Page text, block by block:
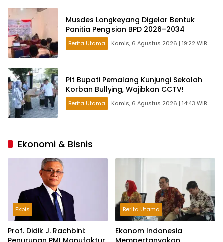
Musdes Longkeyang Digelar Bentuk
Panitia Pengisian BPD 2026–2034
Berita Utama Kamis, 6 Agustus 2026 | 19:22 WIB
Plt Bupati Pemalang Kunjungi Sekolah
Korban Bullying, Wajibkan CCTV!
Berita Utama Kamis, 6 Agustus 2026 | 14:43 WIB
Ekonomi & Bisnis
Ekbis
Prof. Didik J. Rachbini:
Penurunan PMI Manufaktur
Berita Utama
Ekonom Indonesia
Mempertanyakan